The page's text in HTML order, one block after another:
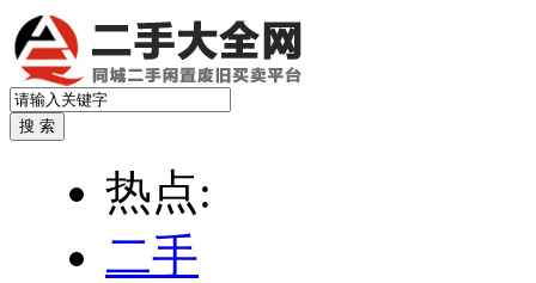
热点:
二手